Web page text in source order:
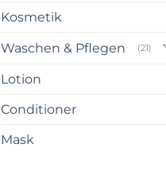
Kosmetik
Waschen & Pflegen (21)
Lotion
Conditioner
Mask